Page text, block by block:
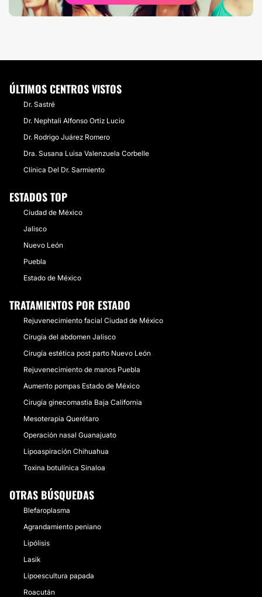
ÚLTIMOS CENTROS VISTOS
Dr. Sastré
Dr. Nephtali Alfonso Ortiz Lucio
Dr. Rodrigo Juárez Romero
Dra. Susana Luisa Valenzuela Corbelle
Clínica Del Dr. Sarmiento
ESTADOS TOP
Ciudad de México
Jalisco
Nuevo León
Puebla
Estado de México
TRATAMIENTOS POR ESTADO
Rejuvenecimiento facial Ciudad de México
Cirugía del abdomen Jalisco
Cirugía estética post parto Nuevo León
Rejuvenecimiento de manos Puebla
Aumento pompas Estado de México
Cirugía ginecomastia Baja California
Mesoterapia Querétaro
Operación nasal Guanajuato
Lipoaspiración Chihuahua
Toxina botulínica Sinaloa
OTRAS BÚSQUEDAS
Blefaroplasma
Agrandamiento peniano
Lipólisis
Lasik
Lipoescultura papada
Roacután